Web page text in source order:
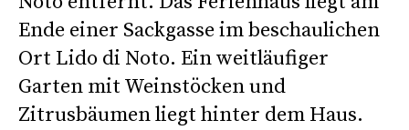
Ende einer Sackgasse im beschaulichen
Ort Lido di Noto. Ein weitläufiger
Garten mit Weinstöcken und
Zitrusbäumen liegt hinter dem Haus.